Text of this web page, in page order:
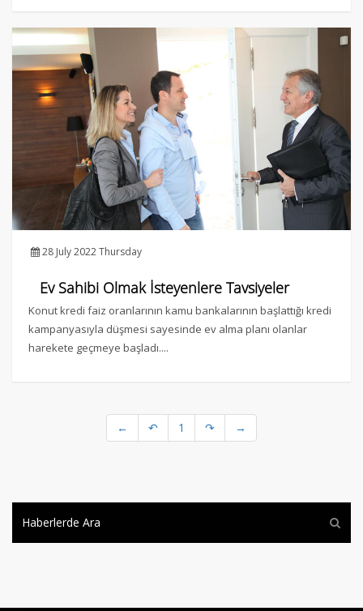
28 July 2022 Thursday
Ev Sahibi Olmak İsteyenlere Tavsiyeler
Konut kredi faiz oranlarının kamu bankalarının başlattığı kredi
kampanyasıyla düşmesi sayesinde ev alma planı olanlar
harekete geçmeye başladı....
← ↶ 1 ↷ →